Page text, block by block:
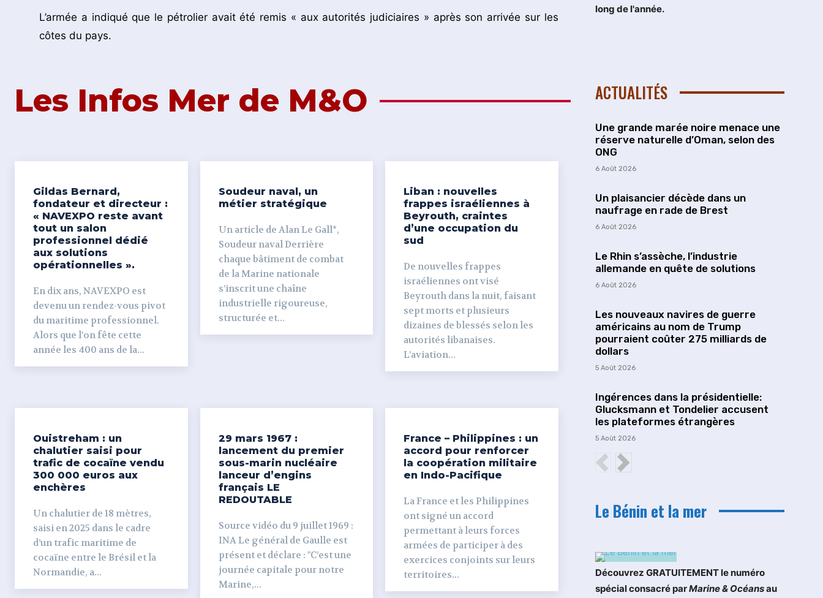
L’armée a indiqué que le pétrolier avait été remis « aux autorités judiciaires » après son arrivée sur les
côtes du pays.
Les Infos Mer de M&O
Gildas Bernard,
fondateur et directeur :
« NAVEXPO reste avant
tout un salon
professionnel dédié
aux solutions
opérationnelles ».
En dix ans, NAVEXPO est
devenu un rendez-vous pivot
du maritime professionnel.
Alors que l'on fête cette
année les 400 ans de la...
Soudeur naval, un
métier stratégique
Un article de Alan Le Gall*,
Soudeur naval Derrière
chaque bâtiment de combat
de la Marine nationale
s’inscrit une chaîne
industrielle rigoureuse,
structurée et...
Liban : nouvelles
frappes israéliennes à
Beyrouth, craintes
d’une occupation du
sud
De nouvelles frappes
israéliennes ont visé
Beyrouth dans la nuit, faisant
sept morts et plusieurs
dizaines de blessés selon les
autorités libanaises.
L’aviation...
Ouistreham : un
chalutier saisi pour
trafic de cocaïne vendu
300 000 euros aux
enchères
Un chalutier de 18 mètres,
saisi en 2025 dans le cadre
d’un trafic maritime de
cocaïne entre le Brésil et la
Normandie, a...
29 mars 1967 :
lancement du premier
sous-marin nucléaire
lanceur d’engins
français LE
REDOUTABLE
Source vidéo du 9 juillet 1969 :
INA Le général de Gaulle est
présent et déclare : "C’est une
journée capitale pour notre
Marine,...
France – Philippines : un
accord pour renforcer
la coopération militaire
en Indo-Pacifique
La France et les Philippines
ont signé un accord
permettant à leurs forces
armées de participer à des
exercices conjoints sur leurs
territoires...
long de l'année.
ACTUALITÉS
Une grande marée noire menace une
réserve naturelle d’Oman, selon des
ONG
6 Août 2026
Un plaisancier décède dans un
naufrage en rade de Brest
6 Août 2026
Le Rhin s’assèche, l’industrie
allemande en quête de solutions
6 Août 2026
Les nouveaux navires de guerre
américains au nom de Trump
pourraient coûter 275 milliards de
dollars
5 Août 2026
Ingérences dans la présidentielle:
Glucksmann et Tondelier accusent
les plateformes étrangères
5 Août 2026
Le Bénin et la mer
Découvrez GRATUITEMENT le numéro
spécial consacré parMarine & Océansau